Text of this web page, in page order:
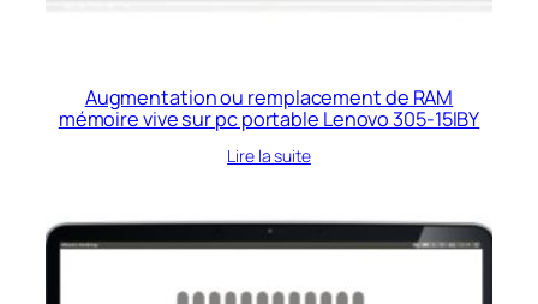
Augmentation ou remplacement de RAM
mémoire vive sur pc portable Lenovo 305-15IBY
Lire la suite